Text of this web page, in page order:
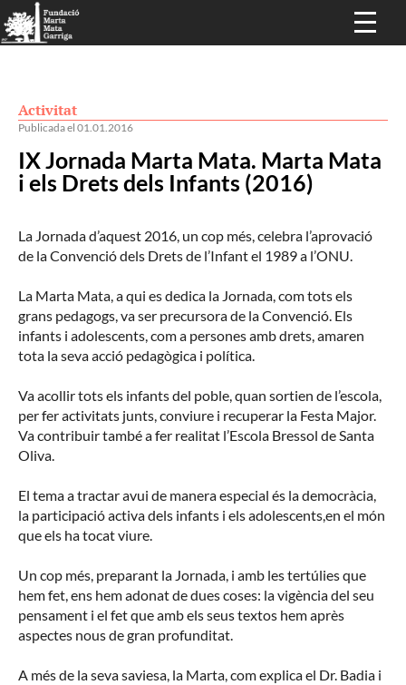
Activitat
Publicada el 01.01.2016
IX Jornada Marta Mata. Marta Mata
i els Drets dels Infants (2016)
La Jornada d’aquest 2016, un cop més, celebra l’aprovació
de la Convenció dels Drets de l’Infant el 1989 a l’ONU.
La Marta Mata, a qui es dedica la Jornada, com tots els
grans pedagogs, va ser precursora de la Convenció. Els
infants i adolescents, com a persones amb drets, amaren
tota la seva acció pedagògica i política.
Va acollir tots els infants del poble, quan sortien de l’escola,
per fer activitats junts, conviure i recuperar la Festa Major.
Va contribuir també a fer realitat l’Escola Bressol de Santa
Oliva.
El tema a tractar avui de manera especial és la democràcia,
la participació activa dels infants i els adolescents,en el món
que els ha tocat viure.
Un cop més, preparant la Jornada, i amb les tertúlies que
hem fet, ens hem adonat de dues coses: la vigència del seu
pensament i el fet que amb els seus textos hem après
aspectes nous de gran profunditat.
A més de la seva saviesa, la Marta, com explica el Dr. Badia i